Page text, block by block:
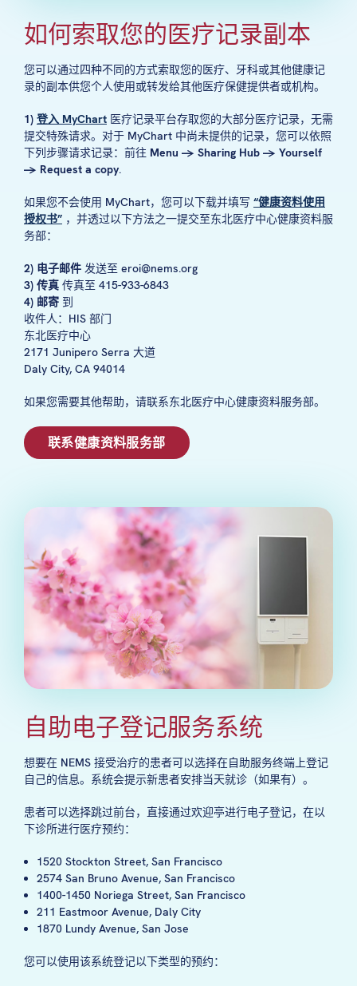
如何索取您的医疗记录副本
您可以通过四种不同的方式索取您的医疗、牙科或其他健康记
录的副本供您个人使用或转发给其他医疗保健提供者或机构。
1) 登入 MyChart 医疗记录平台存取您的大部分医疗记录，无需
提交特殊请求。对于 MyChart 中尚未提供的记录，您可以依照
下列步骤请求记录：前往 Menu → Sharing Hub → Yourself
→ Request a copy.
如果您不会使用 MyChart，您可以下载并填写 “健康资料使用
授权书” ，并透过以下方法之一提交至东北医疗中心健康资料服
务部：
2) 电子邮件 发送至 eroi@nems.org
3) 传真 传真至 415-933-6843
4) 邮寄 到
收件人：HIS 部门
东北医疗中心
2171 Junipero Serra 大道
Daly City, CA 94014
如果您需要其他帮助，请联系东北医疗中心健康资料服务部。
联系健康资料服务部
自助电子登记服务系统
想要在 NEMS 接受治疗的患者可以选择在自助服务终端上登记
自己的信息。系统会提示新患者安排当天就诊（如果有）。
患者可以选择跳过前台，直接通过欢迎亭进行电子登记，在以
下诊所进行医疗预约：
1520 Stockton Street, San Francisco
2574 San Bruno Avenue, San Francisco
1400-1450 Noriega Street, San Francisco
211 Eastmoor Avenue, Daly City
1870 Lundy Avenue, San Jose
您可以使用该系统登记以下类型的预约：